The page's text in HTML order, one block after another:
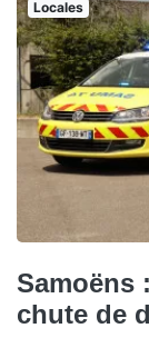
Locales
Samoëns
chute de